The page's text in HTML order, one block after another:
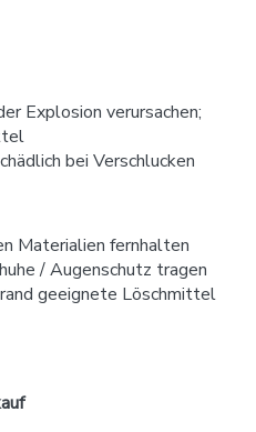
Explosion verursachen;
bei Verschlucken
Materialien fernhalten
/ Augenschutz tragen
geeignete Löschmittel